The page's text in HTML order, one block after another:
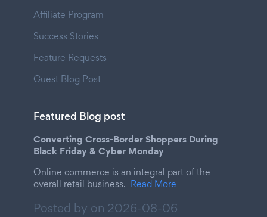
Affiliate Program
Success Stories
Feature Requests
Guest Blog Post
Featured Blog post
Converting Cross-Border Shoppers During
Black Friday & Cyber Monday
Online commerce is an integral part of the
overall retail business. Read More
Posted by on 2026-08-06